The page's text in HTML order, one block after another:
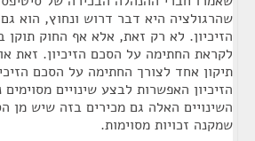
שהרגולציה היא דבר דרוש ונחוץ, הוא
הזיכיון. לא רק זאת, אלא אף החוק תוקן
לקראת החתימה על הסכם הזיכיון. זאת
תיקון אחד לצורך החתימה על הסכם
הזיכיון האפשרות לבצע שינויים
השינויים האלה גם מכירים בזה שיש מן
שמקנה זכויות מסוימות.